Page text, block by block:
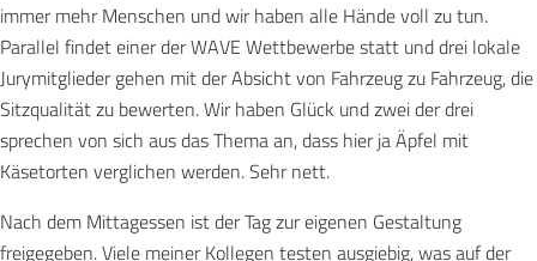
immer mehr Menschen und wir haben alle Hände voll zu tun.
Parallel findet einer der WAVE Wettbewerbe statt und drei lokale
Jurymitglieder gehen mit der Absicht von Fahrzeug zu Fahrzeug, die
Sitzqualität zu bewerten. Wir haben Glück und zwei der drei
sprechen von sich aus das Thema an, dass hier ja Äpfel mit
Käsetorten verglichen werden. Sehr nett.
Nach dem Mittagessen ist der Tag zur eigenen Gestaltung
freigegeben. Viele meiner Kollegen testen ausgiebig, was auf der